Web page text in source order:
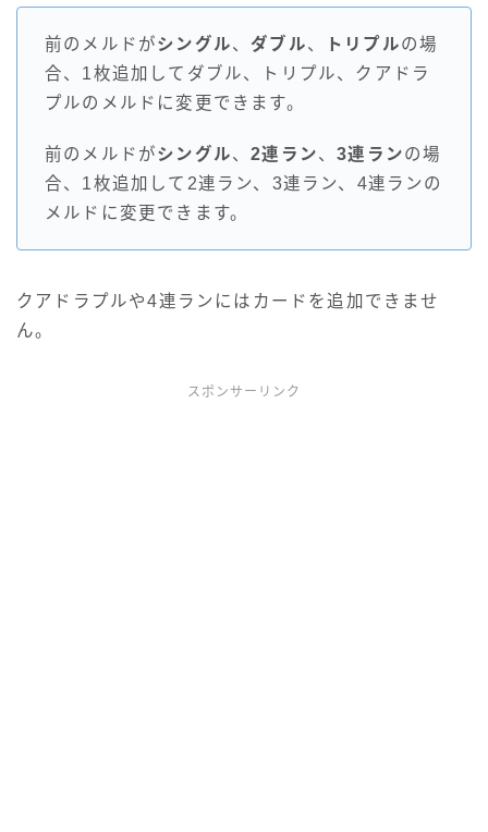
前のメルドがシングル、 ダブル、 トリプルの場
合、1枚追加してダブル、トリプル、クアドラ
プルのメルドに変更できます。
前のメルドがシングル、2連ラン、3連ランの場
合、1枚追加して2連ラン、3連ラン、4連ランの
メルドに変更できます。
クアドラプルや4連ランにはカードを追加できませ
ん。
スポンサーリンク